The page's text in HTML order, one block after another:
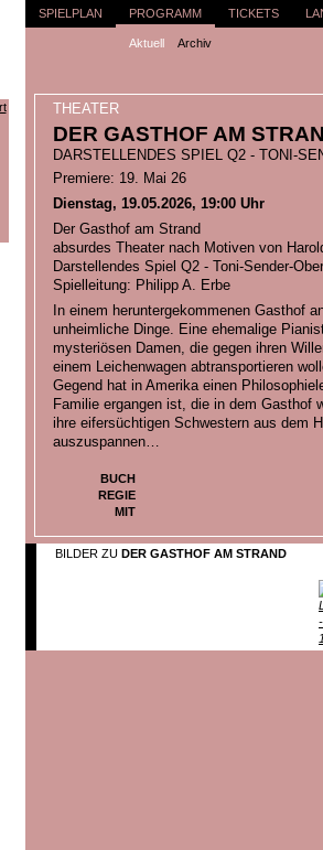
SPIELPLAN PROGRAMM
Aktuell Archiv
TICKETS
THEATER
DER GASTHOF AM
DARSTELLENDES SPIEL Q2 - TONI-
Premiere: 19. Mai 26
Dienstag, 19.05.2026, 19:00 Uhr
Der Gasthof am Strand
absurdes Theater nach Motiven von
Darstellendes Spiel Q2 - Toni-Sender-
Spielleitung: Philipp A. Erbe
In einem heruntergekommenen Gasthof
unheimliche Dinge. Eine ehemalige
mysteriösen Damen, die gegen ihren
einem Leichenwagen abtransportieren
Gegend hat in Amerika einen
Familie ergangen ist, die in dem Gasthof
ihre eifersüchtigen Schwestern aus dem
auszuspannen…
BUCH
REGIE
MIT
BILDER ZU DER GASTHOF AM STRAND